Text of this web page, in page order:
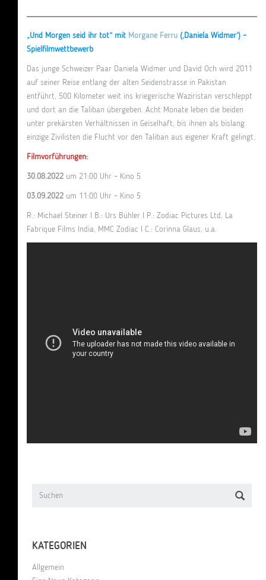
„Und Morgen seid ihr tot“ mit Morgane Ferru (‚Daniela Widmer‘) –
Spielfilmwettbewerb
Das junge Schweizer Paar Daniela Widmer und David Och wird 2011
auf seiner Reise entlang der alten Seidenstrasse in Pakistan
entführt, 500 Kilometer weit ins kriegerische Waziristan verschleppt
und dort an die Taliban übergeben. Acht Monate leben die beiden
unter prekärsten Verhältnissen in Geiselhaft, bis ihnen als bislang
einzige Zivilisten die Flucht vor den Taliban aus eigener Kraft gelingt.
Filmvorführungen:
30.08.2022 um 21:00 Uhr – Kino 5
03.09.2022 um 11:00 Uhr – Kino 5
R.: Michael Steiner I B.: Urs Bühler I P.: Zodiac Pictures Ltd, La
Fabrique Films India, MMC Zodiac I C.: Corinna Glaus, u.a.
KATEGORIEN
Allgemein